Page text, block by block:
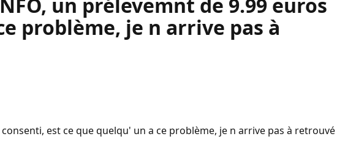
problème, je n arrive pas à
est ce que quelqu' un a ce problème, je n arrive pas à retrouvé